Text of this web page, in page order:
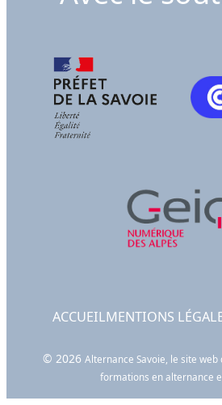
ACCUEILMENTIONS
© 2026 Alternance Savoie, le site web
formations en alternance